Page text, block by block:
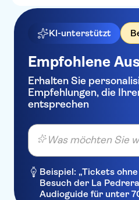
KI-unterstützt
Empfohlene
Erhalten Sie
Empfehlungen, die
entsprechen
Was möchten Sie
Beispiel: „Tickets
Besuch der La
Audioguide für unter